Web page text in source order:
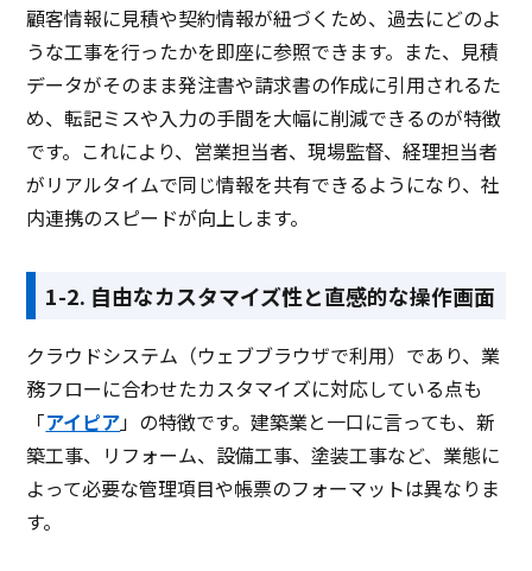
顧客情報に見積や契約情報が紐づくため、過去にどのよ
うな工事を行ったかを即座に参照できます。また、見積
データがそのまま発注書や請求書の作成に引用されるた
め、転記ミスや入力の手間を大幅に削減できるのが特徴
です。これにより、営業担当者、現場監督、経理担当者
がリアルタイムで同じ情報を共有できるようになり、社
内連携のスピードが向上します。
1-2. 自由なカスタマイズ性と直感的な操作画面
クラウドシステム（ウェブブラウザで利用）であり、業
務フローに合わせたカスタマイズに対応している点も
「アイピア」の特徴です。建築業と一口に言っても、新
築工事、リフォーム、設備工事、塗装工事など、業態に
よって必要な管理項目や帳票のフォーマットは異なりま
す。